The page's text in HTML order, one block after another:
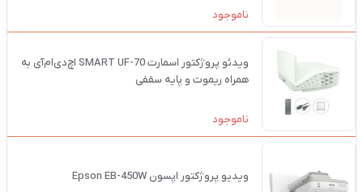
ناموجود
ویدئو پروژکتور اسمارت SMART UF-70 اچ‌دی‌ام‌آی به
همراه ریموت و پایه سقفی
ناموجود
ویدیو پروژکتور اپسون Epson EB-450W